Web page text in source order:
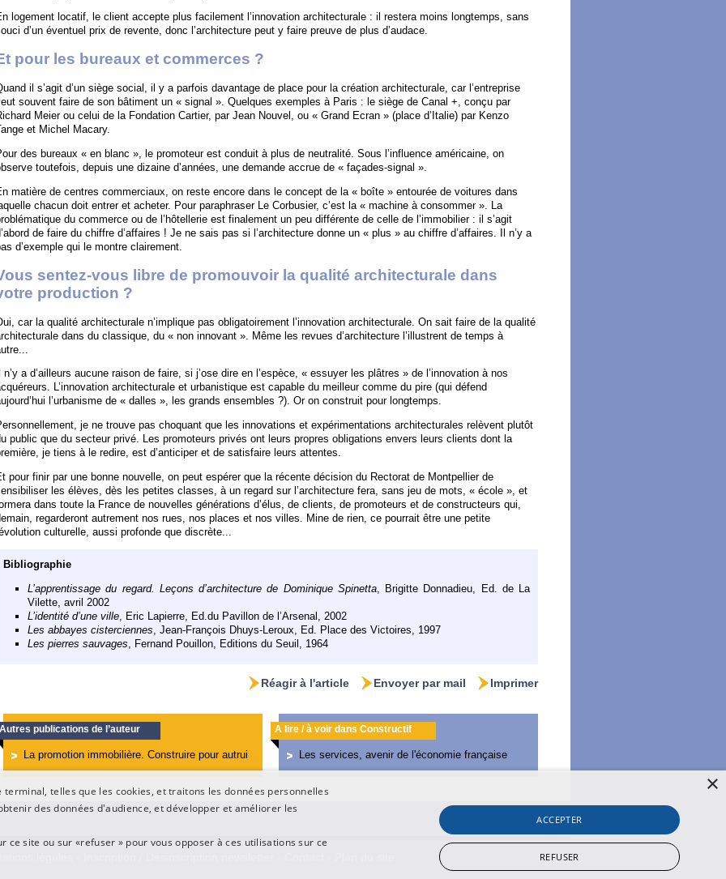
logement locatif, le client accepte plus facilement l’innovation architecturale : il restera moins longtemps, sans
d’un éventuel prix de revente, donc l’architecture peut y faire preuve de plus d’audace.
pour les bureaux et commerces ?
il s’agit d’un siège social, il y a parfois davantage de place pour la création architecturale, car l’entreprise
souvent faire de son bâtiment un « signal ». Quelques exemples à Paris : le siège de Canal +, conçu par
Meier ou celui de la Fondation Cartier, par Jean Nouvel, ou « Grand Ecran » (place d’Italie) par Kenzo
et Michel Macary.
des bureaux « en blanc », le promoteur est conduit à plus de neutralité. Sous l’influence américaine, on
toutefois, depuis une dizaine d’années, une demande accrue de « façades-signal ».
matière de centres commerciaux, on reste encore dans le concept de la « boîte » entourée de voitures dans
chacun doit entrer et acheter. Pour paraphraser Le Corbusier, c’est la « machine à consommer ». La
du commerce ou de l’hôtellerie est finalement un peu différente de celle de l’immobilier : il s’agit
de faire du chiffre d’affaires ! Je ne sais pas si l’architecture donne un « plus » au chiffre d’affaires. Il n’y a
d’exemple qui le montre clairement.
sentez-vous libre de promouvoir la qualité architecturale dans
production ?
car la qualité architecturale n’implique pas obligatoirement l’innovation architecturale. On sait faire de la qualité
dans du classique, du « non innovant ». Même les revues d’architecture l’illustrent de temps à
Il n’y a d’ailleurs aucune raison de faire, si j’ose dire en l’espèce, « essuyer les plâtres » de l’innovation à nos
L’innovation architecturale et urbanistique est capable du meilleur comme du pire (qui défend
l’urbanisme de « dalles », les grands ensembles ?). Or on construit pour longtemps.
je ne trouve pas choquant que les innovations et expérimentations architecturales relèvent plutôt
public que du secteur privé. Les promoteurs privés ont leurs propres obligations envers leurs clients dont la
je tiens à le redire, est d’anticiper et de satisfaire leurs attentes.
pour finir par une bonne nouvelle, on peut espérer que la récente décision du Rectorat de Montpellier de
les élèves, dès les petites classes, à un regard sur l’architecture fera, sans jeu de mots, « école », et
dans toute la France de nouvelles générations d’élus, de clients, de promoteurs et de constructeurs qui,
regarderont autrement nos rues, nos places et nos villes. Mine de rien, ce pourrait être une petite
culturelle, aussi profonde que discrète...
Bibliographie
L’apprentissage du regard. Leçons d’architecture de Dominique Spinetta, Brigitte Donnadieu, Ed. de La
Vilette, avril 2002
L’identité d’une ville , Eric Lapierre, Ed.du Pavillon de l’Arsenal, 2002
Les abbayes cisterciennes , Jean-François Dhuys-Leroux, Ed. Place des Victoires, 1997
Les pierres sauvages , Fernand Pouillon, Editions du Seuil, 1964
Imprimer
Envoyer par mail
Réagir à l'article
Autres publications de l’auteur
La promotion immobilière. Construire pour autrui
A lire / à voir dans Constructif
Les services, avenir de l'économie française
telles que les cookies, et traitons les données personnelles
des données d'audience, et développer et améliorer les
site ou sur «refuser » pour vous opposer à ces utilisations sur ce
ACCEPTER
REFUSER
×